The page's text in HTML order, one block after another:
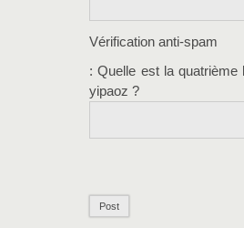
Vérification anti-spam
: Quelle est laquatrième
yipaoz ?